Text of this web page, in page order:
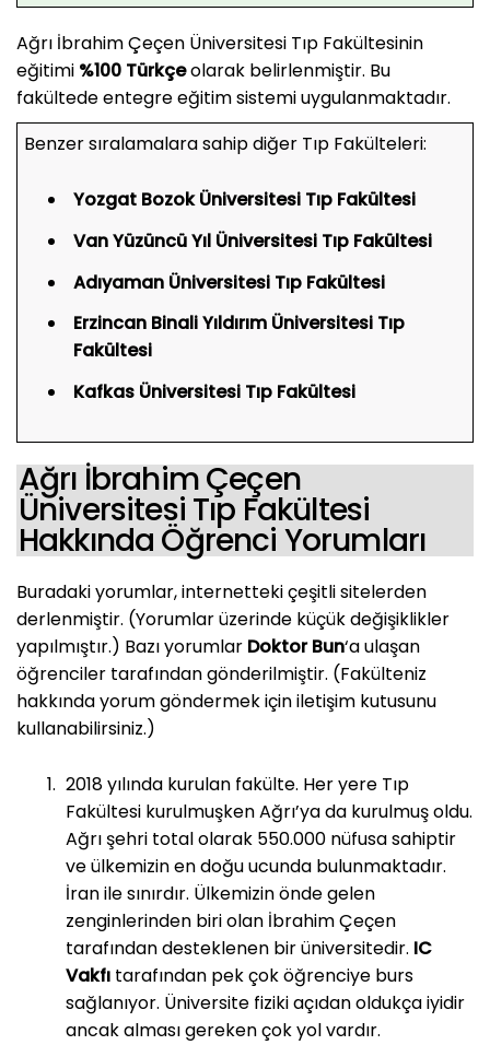
Ağrı İbrahim Çeçen Üniversitesi Tıp Fakültesinin
eğitimi %100 Türkçeolarak belirlenmiştir. Bu
fakültede entegre eğitim sistemi uygulanmaktadır.
Benzer sıralamalara sahip diğer Tıp Fakülteleri:
Yozgat Bozok Üniversitesi Tıp Fakültesi
Van Yüzüncü Yıl Üniversitesi Tıp Fakültesi
Adıyaman Üniversitesi Tıp Fakültesi
Erzincan Binali Yıldırım Üniversitesi Tıp
Fakültesi
Kafkas Üniversitesi Tıp Fakültesi
Ağrı İbrahim Çeçen
Üniversitesi Tıp Fakültesi
Hakkında Öğrenci Yorumları
Buradaki yorumlar, internetteki çeşitli sitelerden
derlenmiştir. (Yorumlar üzerinde küçük değişiklikler
yapılmıştır.) Bazı yorumlar Doktor Bun‘a ulaşan
öğrenciler tarafından gönderilmiştir. (Fakülteniz
hakkında yorum göndermek için iletişim kutusunu
kullanabilirsiniz.)
2018 yılında kurulan fakülte. Her yere Tıp
Fakültesi kurulmuşken Ağrı’ya da kurulmuş oldu.
Ağrı şehri total olarak 550.000 nüfusa sahiptir
ve ülkemizin en doğu ucunda bulunmaktadır.
İran ile sınırdır. Ülkemizin önde gelen
zenginlerinden biri olan İbrahim Çeçen
tarafından desteklenen bir üniversitedir. IC
Vakfı tarafından pek çok öğrenciye burs
sağlanıyor. Üniversite fiziki açıdan oldukça iyidir
ancak alması gereken çok yol vardır.